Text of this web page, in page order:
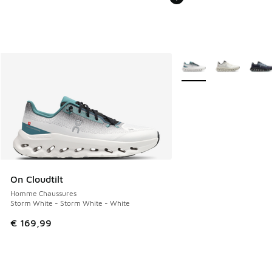
On Cloudtilt
Homme Chaussures
Storm White - Storm White - White
€ 169,99
Plus de couleurs